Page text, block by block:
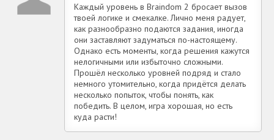
Каждый уровень в Braindom 2 бросает вызов
твоей логике и смекалке. Лично меня радует,
как разнообразно подаются задания, иногда
они заставляют задуматься по-настоящему.
Однако есть моменты, когда решения кажутся
нелогичными или избыточно сложными.
Прошёл несколько уровней подряд и стало
немного утомительно, когда придётся делать
несколько попыток, чтобы понять, как
победить. В целом, игра хорошая, но есть
куда расти!